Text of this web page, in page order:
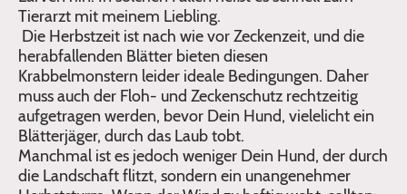
Tierarzt mit meinem Liebling.
Die Herbstzeit ist nach wie vor Zeckenzeit, und die
herabfallenden Blätter bieten diesen
Krabbelmonstern leider ideale Bedingungen. Daher
muss auch der Floh- und Zeckenschutz rechtzeitig
aufgetragen werden, bevor Dein Hund, vielelicht ein
Blätterjäger, durch das Laub tobt.
Manchmal ist es jedoch weniger Dein Hund, der durch
die Landschaft flitzt, sondern ein unangenehmer